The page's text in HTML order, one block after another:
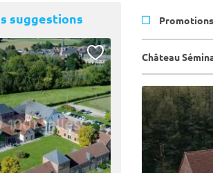
suggestions Promotions
Château